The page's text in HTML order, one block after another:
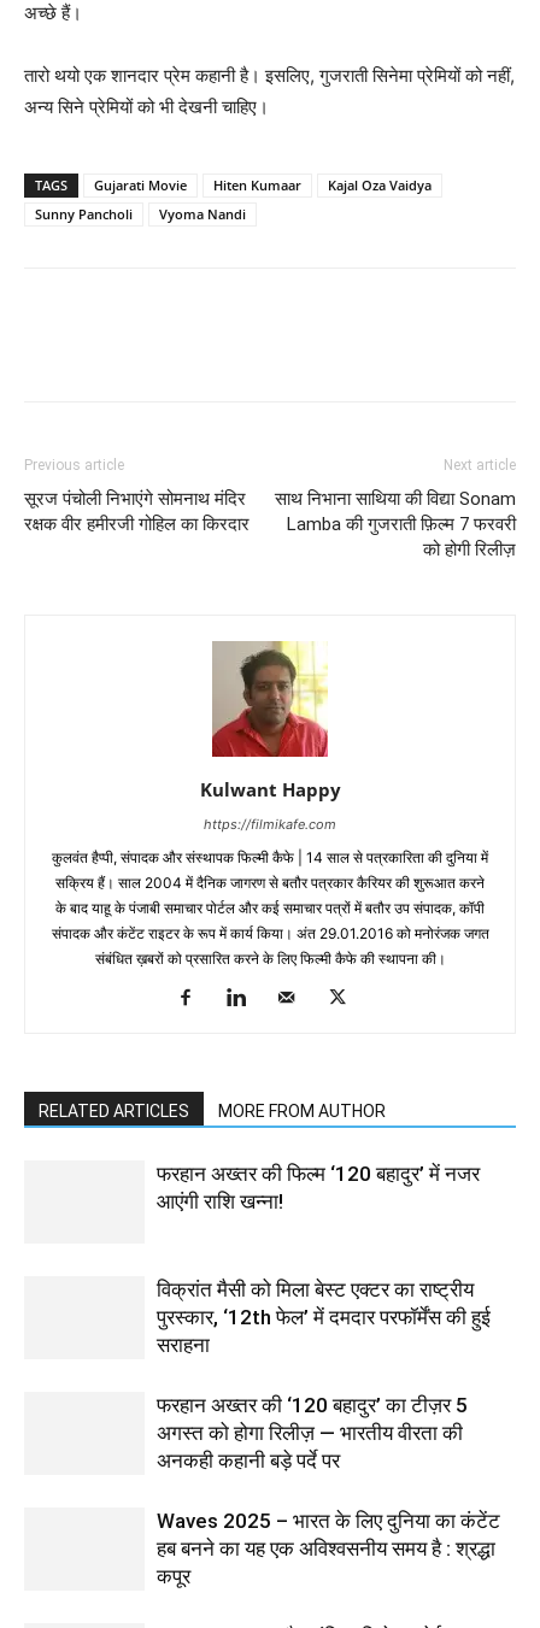
अच्छे हैं।
तारो थयो एक शानदार प्रेम कहानी है। इसलिए, गुजराती सिनेमा प्रेमियों को नहीं,
अन्य सिने प्रेमियों को भी देखनी चाहिए।
TAGS Gujarati Movie Hiten Kumaar
Kajal Oza Vaidya
Sunny Pancholi
Vyoma Nandi
Previous article
सूरज पंचोली निभाएंगे सोमनाथ मंदिर
रक्षक वीर हमीरजी गोहिल का किरदार
Next article
साथ निभाना साथिया की विद्या Sonam
Lamba की गुजराती फ़िल्म 7 फरवरी
को होगी रिलीज़
Kulwant Happy
https://filmikafe.com
कुलवंत हैप्‍पी, संपादक और संस्‍थापक फिल्‍मी कैफे | 14 साल से पत्रकारिता की दुनिया में
सक्रिय हैं। साल 2004 में दैनिक जागरण से बतौर पत्रकार कैरियर की शुरूआत करने
के बाद याहू के पंजाबी समाचार पोर्टल और कई समाचार पत्रों में बतौर उप संपादक, कॉपी
संपादक और कंटेंट राइटर के रूप में कार्य किया। अंत 29.01.2016 को मनोरंजक जगत
संबंधित ख़बरों को प्रसारित करने के लिए फिल्‍मी कैफे की स्‍थापना की।
RELATED ARTICLES MORE FROM AUTHOR
फरहान अख्तर की फिल्म ‘120 बहादुर’ में नजर
आएंगी राशि खन्ना!
विक्रांत मैसी को मिला बेस्ट एक्टर का राष्ट्रीय
पुरस्कार, ‘12th फेल’ में दमदार परफॉर्मेंस की हुई
सराहना
फरहान अख्तर की ‘120 बहादुर’ का टीज़र 5
अगस्त को होगा रिलीज़ — भारतीय वीरता की
अनकही कहानी बड़े पर्दे पर
Waves 2025 – भारत के लिए दुनिया का कंटेंट
हब बनने का यह एक अविश्वसनीय समय है : श्रद्धा
कपूर